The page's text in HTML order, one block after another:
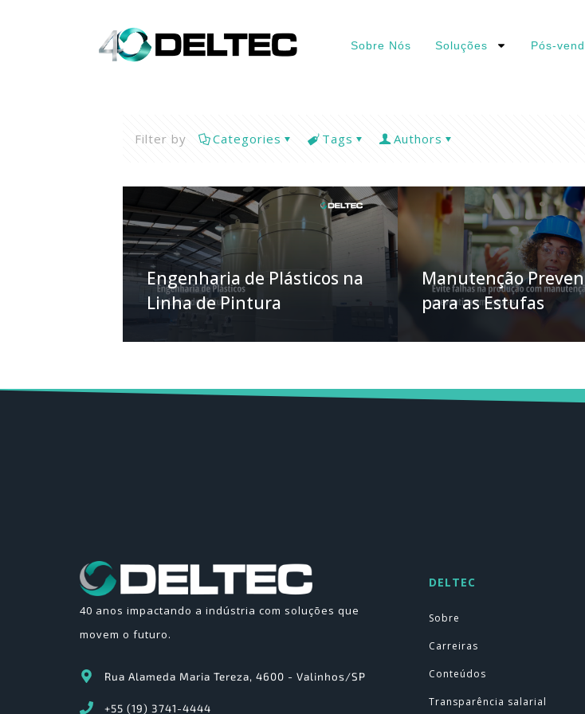
Sobre Nós Soluções Pós-
Filter by Categories Tags Authors
Engenharia de Plásticos na
Linha de Pintura
Manutenção
para as Estufas
40 anos impactando a indústria com soluções que
movem o futuro.
Rua Alameda Maria Tereza, 4600 - Valinhos/SP
+55 (19) 3741-4444
DELTEC
Sobre
Carreiras
Conteúdos
Transparência salarial